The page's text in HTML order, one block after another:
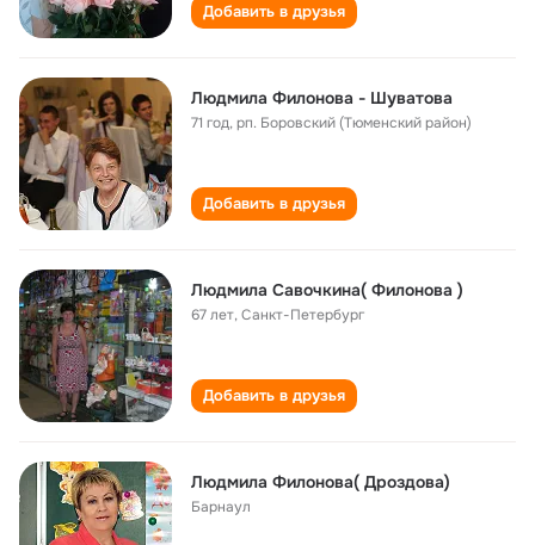
Добавить в друзья
Людмила Филонова - Шуватова
71 год,рп. Боровский (Тюменский район)
Добавить в друзья
Людмила Савочкина( Филонова )
67 лет,Санкт-Петербург
Добавить в друзья
Людмила Филонова( Дроздова)
Барнаул